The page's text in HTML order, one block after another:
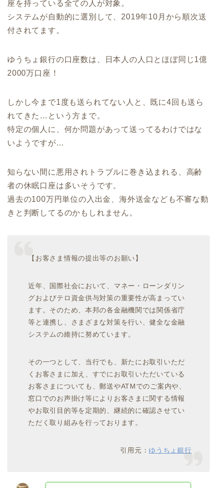
座を持っている全ての人が対象。
システムが自動的に選別して、2019年10月から順次送
付されてます。
ゆうちょ銀行の口座数は、日本人の人口とほぼ同じ1億
2000万口座！
しかし今まで1度も送られてない人と、既に4回も送ら
れてきた…という方まで。
特定の個人に、何か問題があって送ってるわけではな
いようですが…
知らない間に悪用されトラブルに巻き込まれる、高齢
者の休眠口座は多いそうです。
過去の100万円単位の入出金、海外送金なども不審な動
きと判断してるのかもしれません。
【お客さま情報の提出等のお願い】
近年、国際社会において、マネー・ローンダリン
グおよびテロ資金供与対策の重要性が高まってい
ます。そのため、本邦の各金融機関では関係省庁
等と連携し、さまざまな対策を行い、健全な金融
システムの維持に努めています。
その一つとして、当行でも、新たにお取引いただ
くお客さまに加え、すでにお取引いただいている
お客さまについても、郵送やATMでのご案内や、
窓口でのお声掛け等によりお客さまに関する情報
やお取引目的等を定期的、継続的に確認させてい
ただく取り組みを行っております。
引用元： ゆうちょ銀行